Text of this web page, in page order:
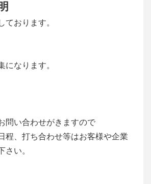
ております。
になります。
問い合わせがきますので
程、打ち合わせ等はお客様や企業
さい。